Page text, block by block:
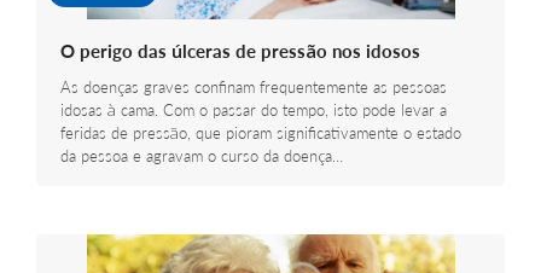
O perigo das úlceras de pressão nos idosos
As doenças graves confinam frequentemente as pessoas
idosas à cama. Com o passar do tempo, isto pode levar a
feridas de pressão, que pioram significativamente o estado
da pessoa e agravam o curso da doença…